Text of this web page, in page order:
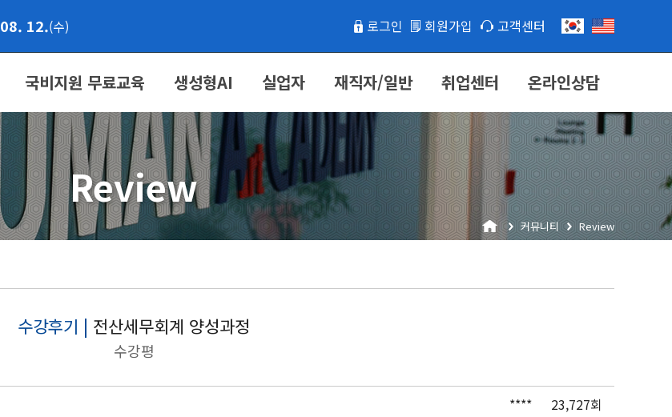
08. 12.(수) 로그인 회원가입 고객센터
국비지원 무료교육 생성형AI 실업자 재직자/일반 취업센터 온라인상담
Review
커뮤니티 Review
수강후기 | 전산세무회계 양성과정
수강평
****
23,727회